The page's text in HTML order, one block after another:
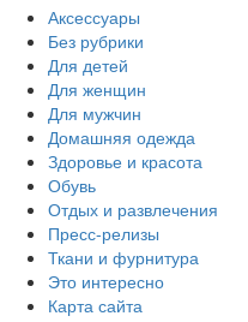
менюАксессуары
Без рубрики
Для детей
Для женщин
Для мужчин
Домашняя одежда
Здоровье и красота
Обувь
Отдых и развлечения
Пресс-релизы
Ткани и фурнитура
Это интересно
Карта сайта